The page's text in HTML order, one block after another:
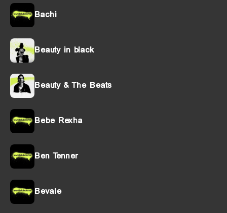
Bachi
Beauty in black
Beauty & The Beats
Bebe Rexha
Ben Tenner
Bevale